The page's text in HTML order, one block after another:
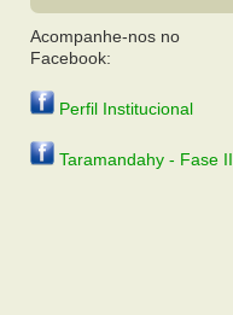
Acompanhe-nos no
Facebook:
Perfil Institucional
Taramandahy - Fase II